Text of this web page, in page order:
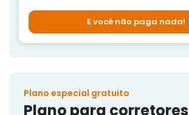
E você não paga nada!
Plano especial gratuito
Plano para